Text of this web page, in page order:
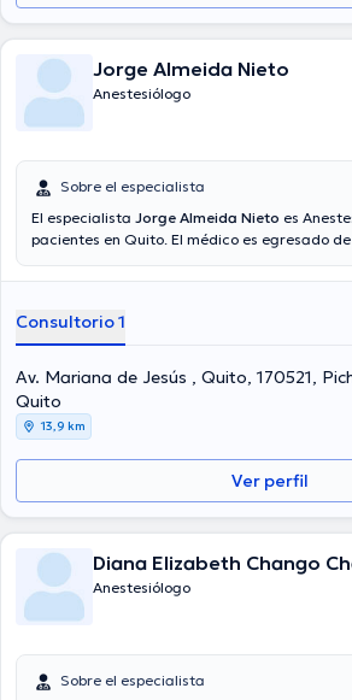
Jorge Almeida Nieto
Anestesiólogo
Sobre el especialista
El especialista Jorge Almeida Nieto es
pacientes en Quito. El médico es egresado
especialidad. El Dr. tiene varios años de
miembro de diversas asociaciones médicas.
contribuido en innumerables conferencias con
una formación continua en su disciplina de
compartido diferentes publicaciones.
Consultorio 1
Av. Mariana de Jesús , Quito, 170521,
Quito
13,9 km
Ver perfil
Diana Elizabeth Chango
Anestesiólogo
Sobre el especialista